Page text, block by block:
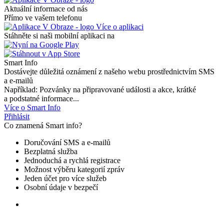
Aktuální informace od nás
Přímo ve vašem telefonu
Více o aplikaci
Stáhněte si naši mobilní aplikaci na
Smart Info
Dostávejte důležitá oznámení z našeho webu prostřednictvím SMS
a e-mailů
Například: Pozvánky na připravované události a akce, krátké
a podstatné informace...
Více o Smart Info
Přihlásit
Co znamená Smart info?
Doručování SMS a e-mailů
Bezplatná služba
Jednoduchá a rychlá registrace
Možnost výběru kategorií zpráv
Jeden účet pro více služeb
Osobní údaje v bezpečí